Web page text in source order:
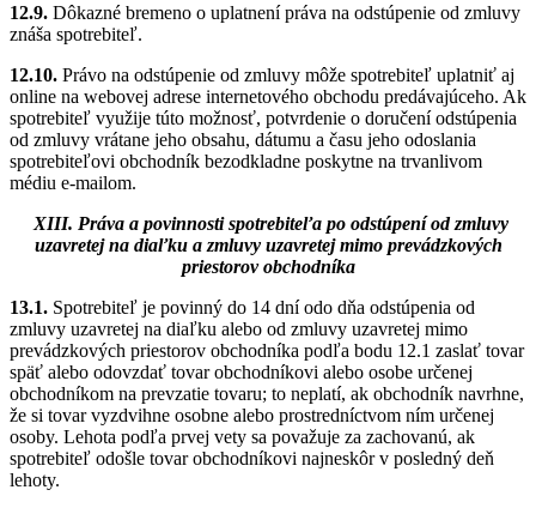
12.9. Dôkazné bremeno o uplatnení práva na odstúpenie od zmluvy
znáša spotrebiteľ.
12.10. Právo na odstúpenie od zmluvy môže spotrebiteľ uplatniť aj
online na webovej adrese internetového obchodu predávajúceho. Ak
spotrebiteľ využije túto možnosť, potvrdenie o doručení odstúpenia
od zmluvy vrátane jeho obsahu, dátumu a času jeho odoslania
spotrebiteľovi obchodník bezodkladne poskytne na trvanlivom
médiu e-mailom.
XIII. Práva a povinnosti spotrebiteľa po odstúpení od zmluvy
uzavretej na diaľku a zmluvy uzavretej mimo prevádzkových
priestorov obchodníka
13.1. Spotrebiteľ je povinný do 14 dní odo dňa odstúpenia od
zmluvy uzavretej na diaľku alebo od zmluvy uzavretej mimo
prevádzkových priestorov obchodníka podľa bodu 12.1 zaslať tovar
späť alebo odovzdať tovar obchodníkovi alebo osobe určenej
obchodníkom na prevzatie tovaru; to neplatí, ak obchodník navrhne,
že si tovar vyzdvihne osobne alebo prostredníctvom ním určenej
osoby. Lehota podľa prvej vety sa považuje za zachovanú, ak
spotrebiteľ odošle tovar obchodníkovi najneskôr v posledný deň
lehoty.